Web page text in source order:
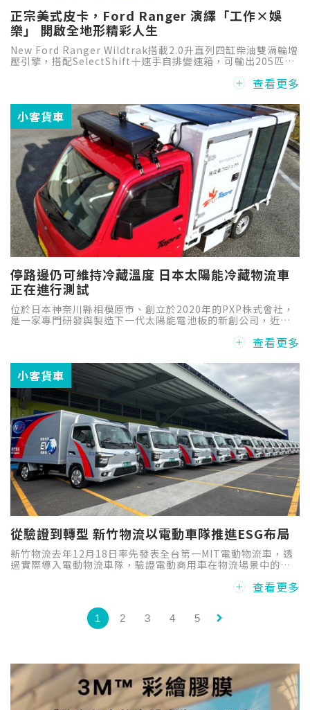
正宗美式皮卡，Ford Ranger 演繹「工作×娛
樂」 開啟全地形精彩人生
New Ford Ranger Wildtrak搭載2.0升直列四缸柴油雙渦輪增
壓引擎，搭配SelectShift十速手自排變速箱，可輸出205匹最
途高速巡航、惡路荒野、爬山涉水，都能提供充沛且穩定的動
力表現，輕鬆全面滿足工作與休閒各種需求或挑戰。
查看更多
小客貨車
停路邊仍可維持冷藏溫度 日本太陽能冷藏物流車
正在進行測試
位於日本神奈川縣相模原市、創立於2020年的PXP株式會社，
是一家專門研發與製造下一代太陽能電池板的新創公司，近期
工和模具設計製造）進行合作，開發出一輛太陽能冷藏物流
車，目前正在進行各種道路實測，最終目的在於實現「2050年
碳中和」之目標。
查看更多
小客貨車
從驗證到轉型 新竹物流以電動車隊推進ESG布局
新竹物流去年12月18日率先發表全台第一MIT電動物流車，透
過實際導入電動物流車隊，驗證電動商用車在物流場景中的可
上路實戰後的成效，並探究新竹物流如何落實ESG逐步建構低
查看更多
1 2 3 4 5 keyboard_arrow_right